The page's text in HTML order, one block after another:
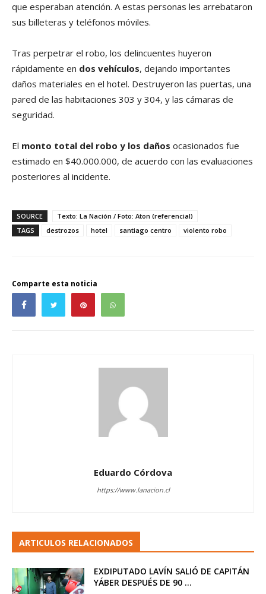
que esperaban atención. A estas personas les arrebataron
sus billeteras y teléfonos móviles.
Tras perpetrar el robo, los delincuentes huyeron
rápidamente en dos vehículos, dejando importantes
daños materiales en el hotel. Destruyeron las puertas, una
pared de las habitaciones 303 y 304, y las cámaras de
seguridad.
El monto total del robo y los daños ocasionados fue
estimado en $40.000.000, de acuerdo con las evaluaciones
posteriores al incidente.
SOURCE
Texto: La Nación / Foto: Aton (referencial)
TAGS
destrozos hotel santiago centro violento robo
Comparte esta noticia
Eduardo Córdova
https://www.lanacion.cl
ARTICULOS RELACIONADOS
EXDIPUTADO LAVÍN SALIÓ DE CAPITÁN
YÁBER DESPUÉS DE 90 ...